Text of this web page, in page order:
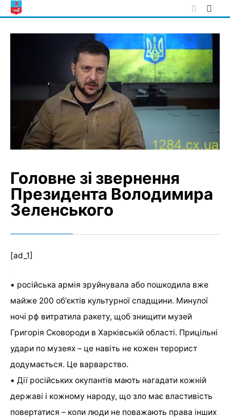
Skip
to
Головне зі звернення
Президента Володимира
Зеленського
[ad_1]
▪️ російська армія зруйнувала або пошкодила вже
майже 200 обʼєктів культурної спадщини. Минулої
ночі рф витратила ракету, щоб знищити музей
Григорія Сковороди в Харківській області. Прицільні
удари по музеях – це навіть не кожен терорист
додумається. Це варварство.
▪️ Дії російських окупантів мають нагадати кожній
державі і кожному народу, що зло має властивість
повертатися – коли люди не поважають права інших